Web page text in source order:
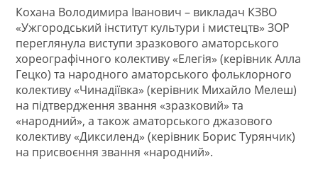
Кохана Володимира Іванович – викладач КЗВО
«Ужгородський інститут культури і мистецтв» ЗОР
переглянула виступи зразкового аматорського
хореографічного колективу «Елегія» (керівник Алла
Гецко) та народного аматорського фольклорного
колективу «Чинадіївка» (керівник Михайло Мелеш)
на підтвердження звання «зразковий» та
«народний», а також аматорського джазового
колективу «Диксиленд» (керівник Борис Турянчик)
на присвоєння звання «народний».